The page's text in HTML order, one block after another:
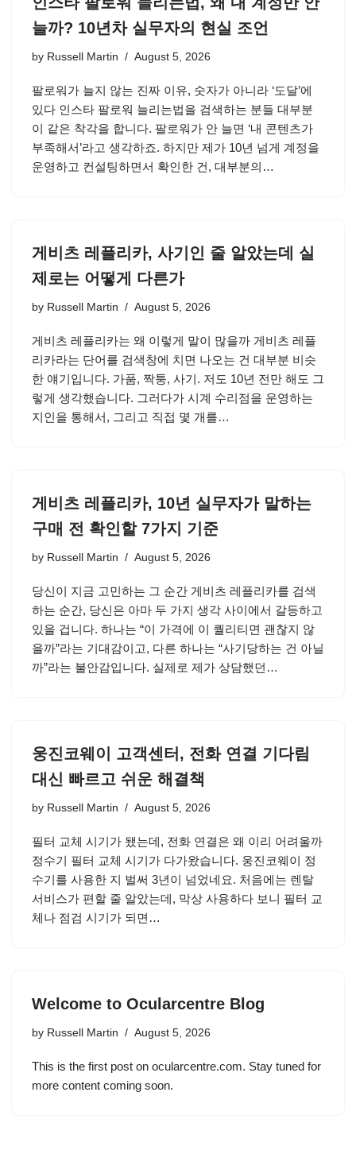
늘까? 10년차 실무자의 현실 조언
by Russell Martin August 5, 2026
팔로워가 늘지 않는 진짜 이유, 숫자가 아니라 ‘도달’에
있다 인스타 팔로워 늘리는법을 검색하는 분들 대부분
이 같은 착각을 합니다. 팔로워가 안 늘면 ‘내 콘텐츠가
부족해서’라고 생각하죠. 하지만 제가 10년 넘게 계정을
운영하고 컨설팅하면서 확인한 건, 대부분의…
게비츠 레플리카, 사기인 줄 알았는데 실
제로는 어떻게 다른가
by Russell Martin August 5, 2026
게비츠 레플리카는 왜 이렇게 말이 많을까 게비츠 레플
리카라는 단어를 검색창에 치면 나오는 건 대부분 비슷
한 얘기입니다. 가품, 짝퉁, 사기. 저도 10년 전만 해도 그
렇게 생각했습니다. 그러다가 시계 수리점을 운영하는
지인을 통해서, 그리고 직접 몇 개를…
게비츠 레플리카, 10년 실무자가 말하는
구매 전 확인할 7가지 기준
by Russell Martin August 5, 2026
당신이 지금 고민하는 그 순간 게비츠 레플리카를 검색
하는 순간, 당신은 아마 두 가지 생각 사이에서 갈등하고
있을 겁니다. 하나는 “이 가격에 이 퀄리티면 괜찮지 않
을까”라는 기대감이고, 다른 하나는 “사기당하는 건 아닐
까”라는 불안감입니다. 실제로 제가 상담했던…
웅진코웨이 고객센터, 전화 연결 기다림
대신 빠르고 쉬운 해결책
by Russell Martin August 5, 2026
필터 교체 시기가 됐는데, 전화 연결은 왜 이리 어려울까
정수기 필터 교체 시기가 다가왔습니다. 웅진코웨이 정
수기를 사용한 지 벌써 3년이 넘었네요. 처음에는 렌탈
서비스가 편할 줄 알았는데, 막상 사용하다 보니 필터 교
체나 점검 시기가 되면…
Welcome to Ocularcentre Blog
by Russell Martin August 5, 2026
This is the first post on ocularcentre.com. Stay tuned for
more content coming soon.